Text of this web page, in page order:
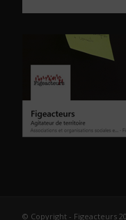
© Copyright - Figeacteurs